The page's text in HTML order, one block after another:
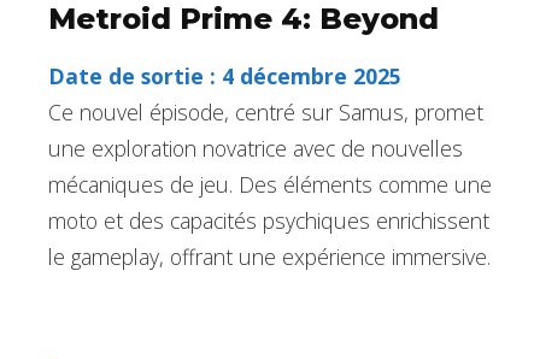
Metroid Prime 4: Beyond
Date de sortie : 4 décembre 2025
Ce nouvel épisode, centré sur Samus, promet
une exploration novatrice avec de nouvelles
mécaniques de jeu. Des éléments comme une
moto et des capacités psychiques enrichissent
le gameplay, offrant une expérience immersive.